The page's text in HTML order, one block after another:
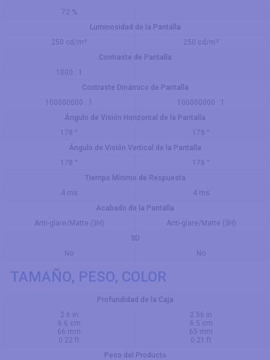
72 %
Luminosidad de la Pantalla
250 cd/m²
250 cd/m²
Contraste de Pantalla
1000 : 1
Contraste Dinámico de Pantalla
100000000 : 1
100000000 : 1
Ángulo de Visión Horizontal de la Pantalla
178 °
178 °
Ángulo de Visión Vertical de la Pantalla
178 °
178 °
Tiempo Mínimo de Respuesta
4 ms
4 ms
Acabado de la Pantalla
Anti-glare/Matte (3H)
Anti-glare/Matte (3H)
3D
No
No
TAMAÑO, PESO, COLOR
Profundidad de la Caja
2.6 in
6.6 cm
66 mm
0.22 ft
2.56 in
6.5 cm
65 mm
0.21 ft
Peso del Producto